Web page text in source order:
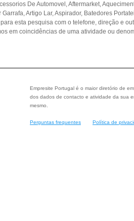
De Automovel, Aftermarket,
Artigo Lar, Aspirador, Batedores
esta pesquisa com o telefone, direção e
em coincidências de uma atividade ou
Empresite Portugal é o maior diretório de
dos dados de contacto e atividade da sua
mesmo.
Perguntas frequentes Política de